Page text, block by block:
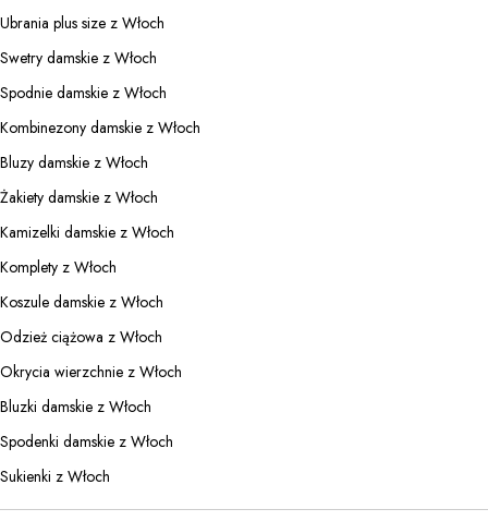
Ubrania plus size z Włoch
Swetry damskie z Włoch
Spodnie damskie z Włoch
Kombinezony damskie z Włoch
Bluzy damskie z Włoch
Żakiety damskie z Włoch
Kamizelki damskie z Włoch
Komplety z Włoch
Koszule damskie z Włoch
Odzież ciążowa z Włoch
Okrycia wierzchnie z Włoch
Bluzki damskie z Włoch
Spodenki damskie z Włoch
Sukienki z Włoch